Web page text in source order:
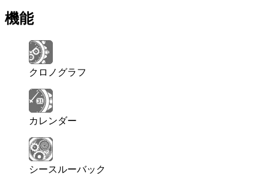
機能
クロノグラフ
カレンダー
シースルーバック